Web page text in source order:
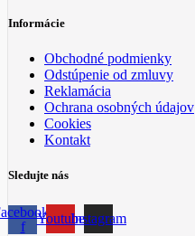
Informácie
Obchodné podmienky
Odstúpenie od zmluvy
Reklamácia
Ochrana osobných údajov
Cookies
Kontakt
Sledujte nás
f
YoutubeInstagram